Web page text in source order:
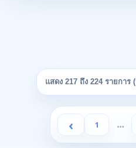
แสดง 217 ถึง 224 รายการ
‹ 1 …